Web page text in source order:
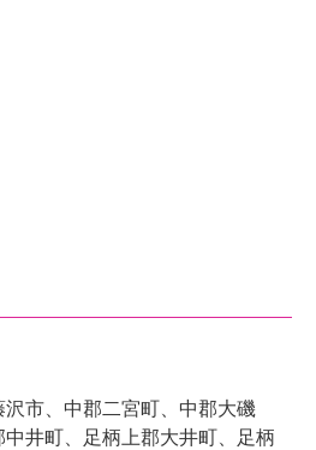
市、中郡二宮町、中郡大磯
井町、足柄上郡大井町、足柄
ケの窓口」
以下休業とさせて頂きます。
8月8日・8月9日・8月11日
8月13日～8月16日